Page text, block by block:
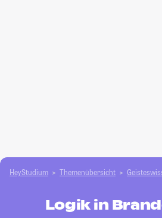
HeyStudium Themenübersicht
Logik in